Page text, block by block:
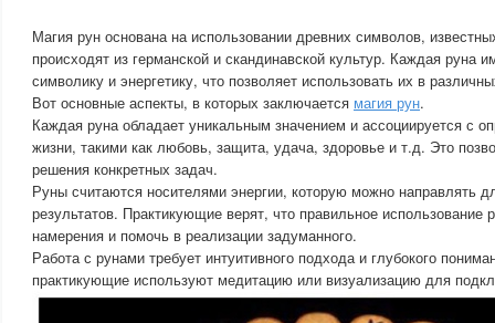
Магия рун основана на использовании древних символов,
происходят из германской и скандинавской культур. Каждая руна
символику и энергетику, что позволяет использовать их в
Вот основные аспекты, в которых заключается магия рун.
Каждая руна обладает уникальным значением и ассоциируется с
жизни, такими как любовь, защита, удача, здоровье и т.д. Это
решения конкретных задач.
Руны считаются носителями энергии, которую можно направлять
результатов. Практикующие верят, что правильное использование
намерения и помочь в реализации задуманного.
Работа с рунами требует интуитивного подхода и глубокого
практикующие используют медитацию или визуализацию для